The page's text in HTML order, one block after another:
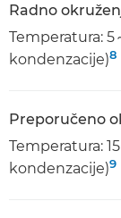
Radno
Temperatura: 5
kondenzacije)8
Preporučeno
Temperatura:
kondenzacije)9